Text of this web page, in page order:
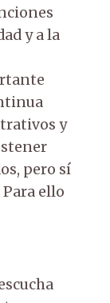
y a la
y
pero sí
ello